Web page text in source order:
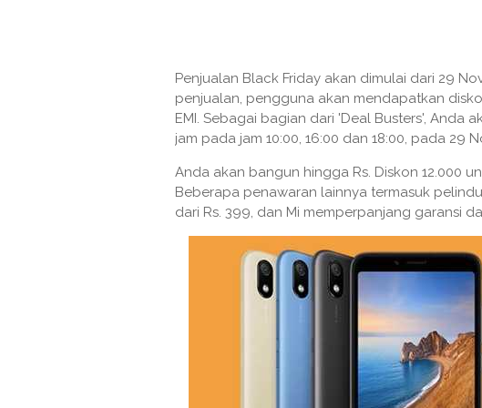
Penjualan Black Friday akan dimulai dari 29
penjualan, pengguna akan mendapatkan
EMI. Sebagai bagian dari 'Deal Busters', Anda
jam pada jam 10:00, 16:00 dan 18:00, pada 29
Anda akan bangun hingga Rs. Diskon 12.000
Beberapa penawaran lainnya termasuk
dari Rs. 399, dan Mi memperpanjang garansi